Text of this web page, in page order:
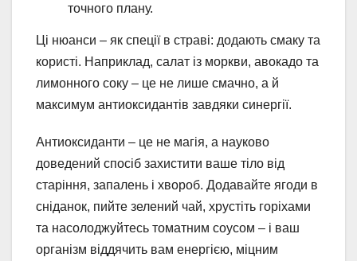
точного плану.
Ці нюанси – як спеції в страві: додають смаку та
користі. Наприклад, салат із моркви, авокадо та
лимонного соку – це не лише смачно, а й
максимум антиоксидантів завдяки синергії.
Антиоксиданти – це не магія, а науково
доведений спосіб захистити ваше тіло від
старіння, запалень і хвороб. Додавайте ягоди в
сніданок, пийте зелений чай, хрустіть горіхами
та насолоджуйтесь томатним соусом – і ваш
організм віддячить вам енергією, міцним